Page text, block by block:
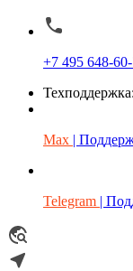
+7 495 648-
Техподдержка:
Max |
Telegram |